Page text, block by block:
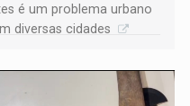
é um problema urbano
diversas cidades